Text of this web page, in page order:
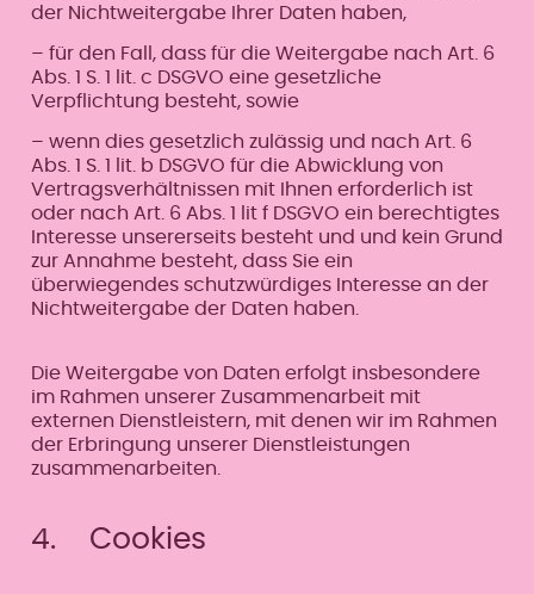
der Nichtweitergabe Ihrer Daten haben,
– für den Fall, dass für die Weitergabe nach Art. 6
Abs. 1 S. 1 lit. c DSGVO eine gesetzliche
Verpflichtung besteht, sowie
– wenn dies gesetzlich zulässig und nach Art. 6
Abs. 1 S. 1 lit. b DSGVO für die Abwicklung von
Vertragsverhältnissen mit Ihnen erforderlich ist
oder nach Art. 6 Abs. 1 lit f DSGVO ein berechtigtes
Interesse unsererseits besteht und und kein Grund
zur Annahme besteht, dass Sie ein
überwiegendes schutzwürdiges Interesse an der
Nichtweitergabe der Daten haben.
Die Weitergabe von Daten erfolgt insbesondere
im Rahmen unserer Zusammenarbeit mit
externen Dienstleistern, mit denen wir im Rahmen
der Erbringung unserer Dienstleistungen
zusammenarbeiten.
4. Cookies